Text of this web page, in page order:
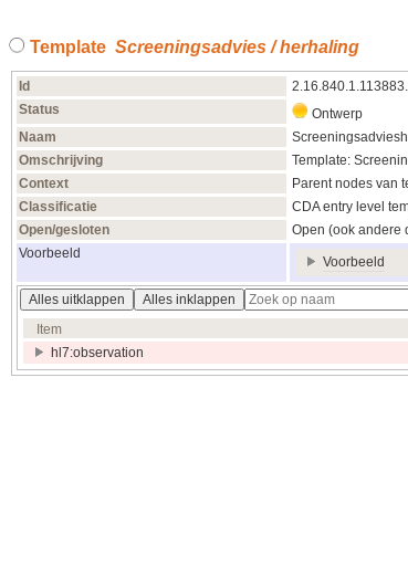
Template Screeningsadvies / herhaling
Id
Status
Ontwerp
Naam
Omschrijving
Template:
Context
Parent nodes van
Classificatie
CDA entry level
Open/gesloten
Open (ook andere
Voorbeeld
Voorbeeld
Alles uitklappen
Alles inklappen
Item
hl7:observation